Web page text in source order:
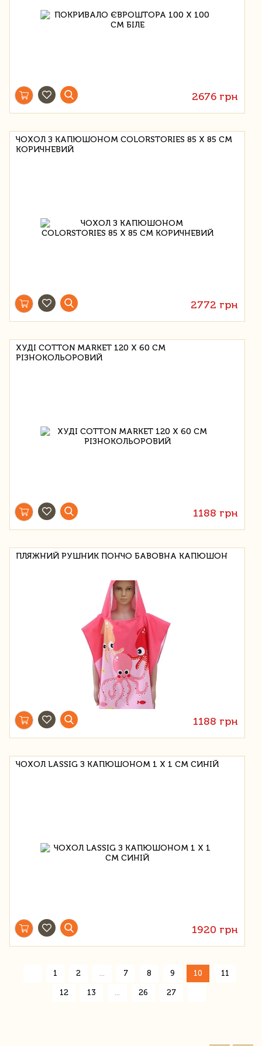
2676 грн
ЧОХОЛ З КАПЮШОНОМ COLORSTORIES 85 Х 85 СМ
КОРИЧНЕВИЙ
2772 грн
ХУДІ COTTON MARKET 120 Х 60 СМ
РІЗНОКОЛЬОРОВИЙ
1188 грн
ПЛЯЖНИЙ РУШНИК ПОНЧО БАВОВНА КАПЮШОН
1188 грн
ЧОХОЛ LASSIG З КАПЮШОНОМ 1 Х 1 СМ СИНІЙ
1920 грн
1 2 7 8 9 10 11
12 13 26 27